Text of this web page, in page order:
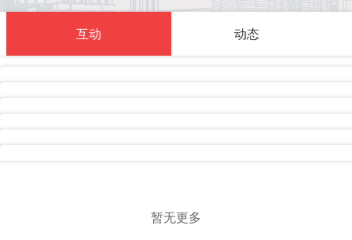
互动 动态
暂无更多